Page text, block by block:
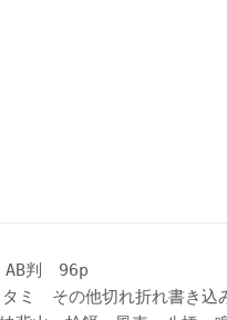
AB判 96p
ミ その他切れ折れ書き込